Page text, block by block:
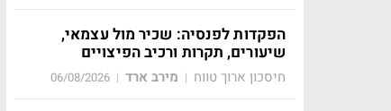
הפקדות לפנסיה: שכיר מול עצמאי,
שיעורים, תקרות ורכיב הפיצויים
חיסכון ארוך טווח | מירב ארד |
06/08/2026